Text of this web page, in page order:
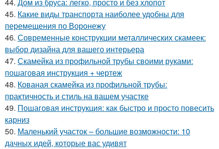
45. Какие виды транспорта наиболее удобны для
перемещения по Воронежу
46. Современные конструкции металлических скамеек:
выбор дизайна для вашего интерьера
47. Скамейка из профильной трубы своими руками:
пошаговая инструкция + чертеж
48. Кованая скамейка из профильной трубы:
практичность и стиль на вашем участке
49. Пошаговая инструкция: как быстро и просто повесить
карниз
50. Маленький участок – большие возможности: 10
дачных идей, которые вас удивят